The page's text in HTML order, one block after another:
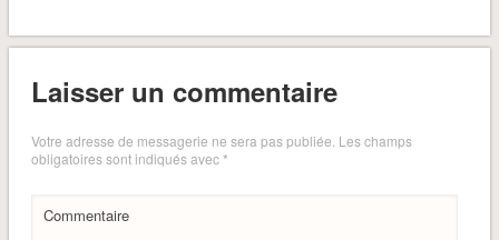
Laisser un commentaire
Votre adresse de messagerie ne sera pas publiée. Les champs
obligatoires sont indiqués avec*
Commentaire